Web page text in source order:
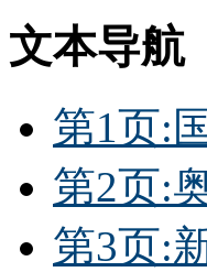
文本导航
第1页:
第2页:
第3页: